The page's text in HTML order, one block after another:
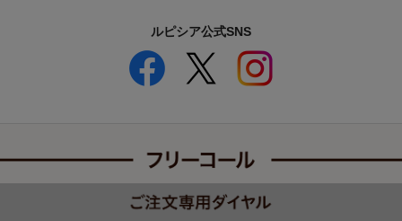
ルピシア公式SNS